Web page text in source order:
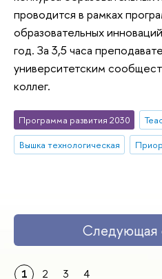
проводится в рамках
образовательных
год. За 3,5 часа
университетским
коллег.
Программа развития 2030
Вышка технологическая
Следующая
1 2 3 4